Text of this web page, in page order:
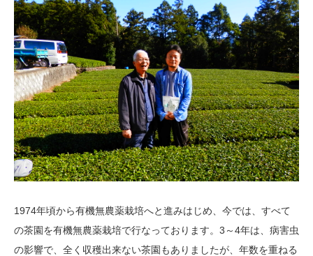
1974年頃から有機無農薬栽培へと進みはじめ、今では、すべて
の茶園を有機無農薬栽培で行なっております。3～4年は、病害虫
の影響で、全く収穫出来ない茶園もありましたが、年数を重ねる